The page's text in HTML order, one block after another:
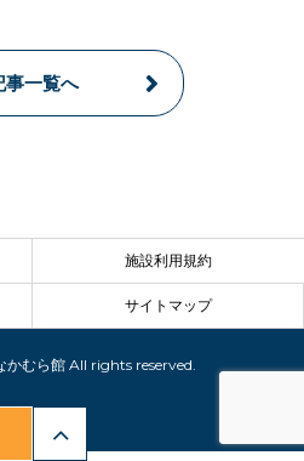
事一覧へ
施設利用規約
サイトマップ
むら館 All rights reserved.